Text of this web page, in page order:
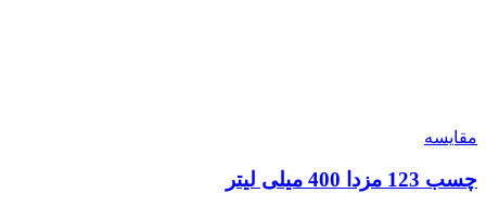
مقایسه
چسب 123 مزدا 400 میلی لیتر